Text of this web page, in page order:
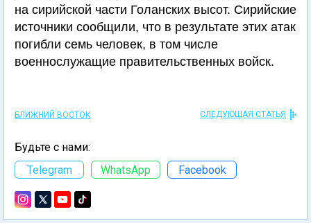
на сирийской части Голанских высот. Сирийские
источники сообщили, что в результате этих атак
погибли семь человек, в том числе
военнослужащие правительственных войск.
БЛИЖНИЙ ВОСТОК СЛЕДУЮЩАЯ СТАТЬЯ
Будьте с нами:
Telegram
WhatsApp Facebook